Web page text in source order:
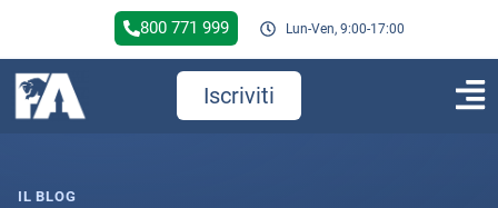
800 771 999 Lun-Ven, 9:00-17:00
Iscriviti
IL BLOG